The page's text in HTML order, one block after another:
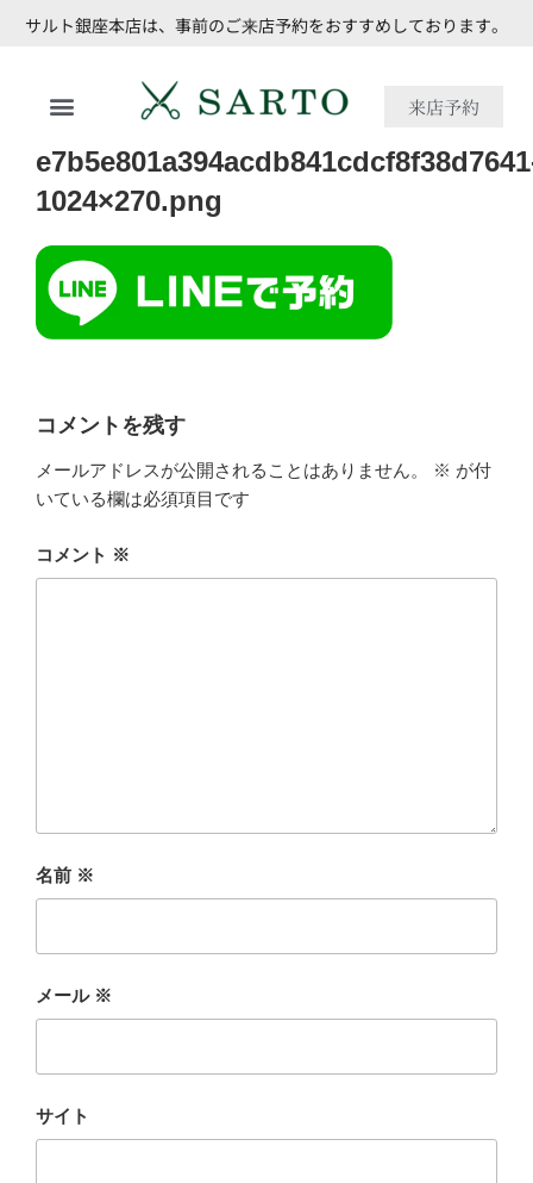
サルト銀座本店は、事前のご来店予約をおすすめしております。
来店予約
1024×270.png
コメントを残す
メールアドレスが公開されることはありません。 ※ が付
いている欄は必須項目です
コメント ※
名前 ※
メール ※
サイト